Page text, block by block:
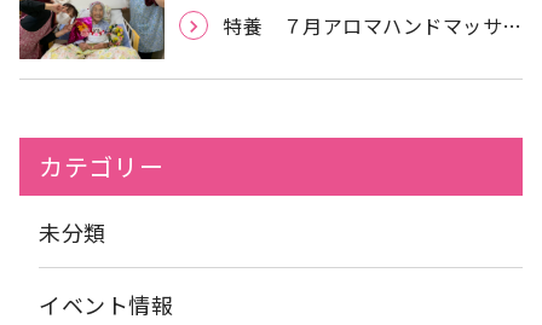
特養 ７月アロマハンドマッサー
カテゴリー
未分類
イベント情報